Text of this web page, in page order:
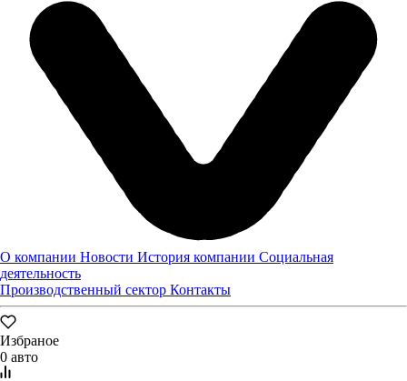
О компании Новости История компании Социальная
деятельность
Производственный сектор Контакты
Избраное
0 авто
информационных сообщений
Отправить
Заявка оставлена